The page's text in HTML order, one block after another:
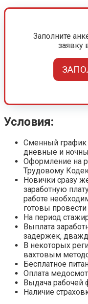
Заполните
заявку
Условия:
Сменный график
дневные и
Оформление на
Трудовому
Новички сразу
заработную
работе
готовы
На период
Выплата
задержек,
В некоторых
вахтовым
Бесплатное
Оплата
Выдача рабочей
Наличие